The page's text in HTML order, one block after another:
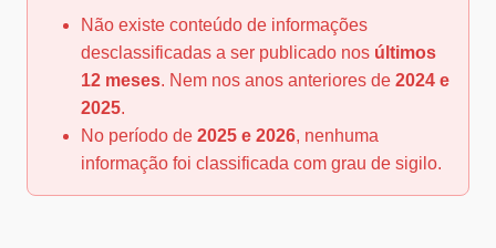
Não existe conteúdo de informações
desclassificadas a ser publicado nos últimos
12 meses. Nem nos anos anteriores de 2024 e
2025.
No período de 2025 e 2026, nenhuma
informação foi classificada com grau de sigilo.